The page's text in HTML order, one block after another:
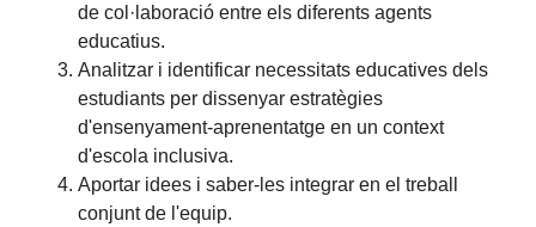
de col·laboració entre els diferents agents
educatius.
Analitzar i identificar necessitats educatives dels
estudiants per dissenyar estratègies
d'ensenyament-aprenentatge en un context
d'escola inclusiva.
Aportar idees i saber-les integrar en el treball
conjunt de l'equip.